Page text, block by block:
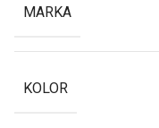
MARKA
KOLOR